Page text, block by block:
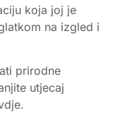
koja joj je
na izgled i
prirodne
utjecaj